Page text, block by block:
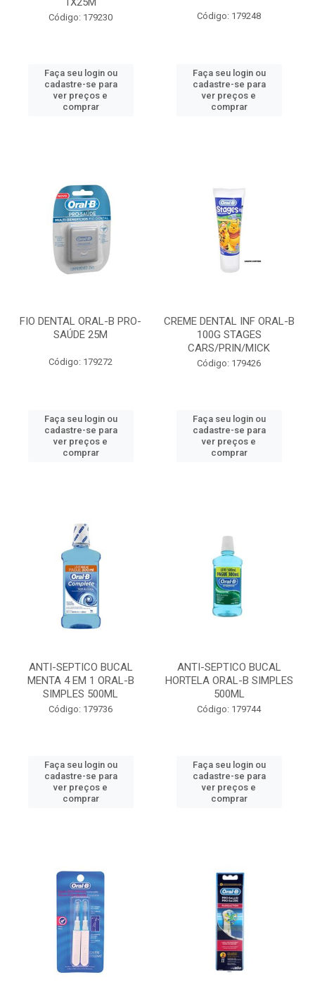
Código: 179230
Faça seu login ou
cadastre-se para
ver preços e
comprar
Código: 179248
Faça seu login ou
cadastre-se para
ver preços e
comprar
FIO DENTAL ORAL-B PRO-
SAÚDE 25M
Código: 179272
Faça seu login ou
cadastre-se para
ver preços e
comprar
CREME DENTAL INF ORAL-B
100G STAGES
CARS/PRIN/MICK
Código: 179426
Faça seu login ou
cadastre-se para
ver preços e
comprar
ANTI-SEPTICO BUCAL
MENTA 4 EM 1 ORAL-B
SIMPLES 500ML
Código: 179736
Faça seu login ou
cadastre-se para
ver preços e
comprar
ANTI-SEPTICO BUCAL
HORTELA ORAL-B SIMPLES
500ML
Código: 179744
Faça seu login ou
cadastre-se para
ver preços e
comprar